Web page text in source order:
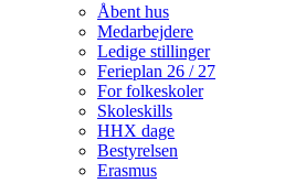
Åbent hus
Medarbejdere
Ledige stillinger
Ferieplan 26 / 27
For folkeskoler
Skoleskills
HHX dage
Bestyrelsen
Erasmus